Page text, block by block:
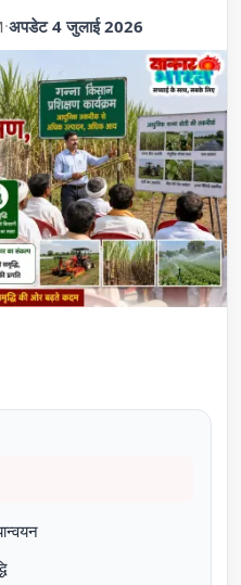
·अपडेट 4 जुलाई 2026